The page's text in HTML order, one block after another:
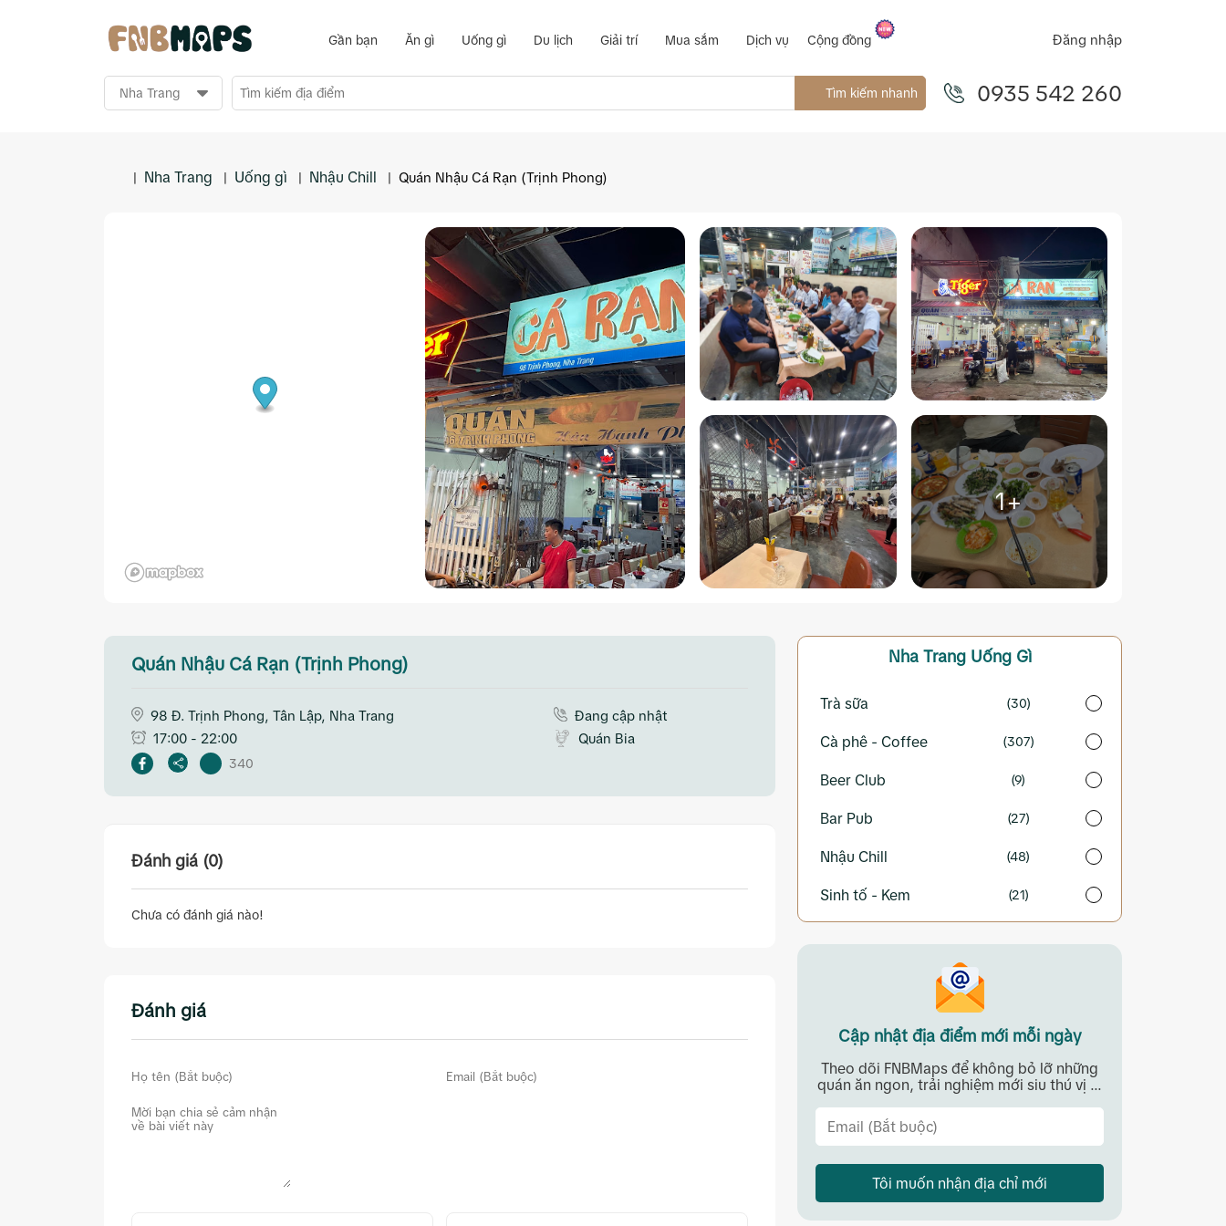
Gần bạn Ăn gì Uống gì Du lịch Giải trí Mua sắm Dịch vụ Cộng đồng Đăng nhập
Tìm kiếm nhanh 0935 542 260
| Nha Trang | Uống gì | Nhậu Chill | Quán Nhậu Cá Rạn (Trịnh Phong)
1+
Quán Nhậu Cá Rạn (Trịnh Phong)
98 Đ. Trịnh Phong, Tân Lập, Nha Trang
Đang cập nhật
17:00 - 22:00
Quán Bia
340
Đánh giá (0)
Chưa có đánh giá nào!
Đánh giá
Nha Trang Uống Gì
Trà sữa (30)
Cà phê - Coffee (307)
Beer Club (9)
Bar Pub (27)
Nhậu Chill (48)
Sinh tố - Kem (21)
Cập nhật địa điểm mới mỗi ngày
Theo dõi FNBMaps để không bỏ lỡ những
quán ăn ngon, trải nghiệm mới siu thú vị ...
Tôi muốn nhận địa chỉ mới